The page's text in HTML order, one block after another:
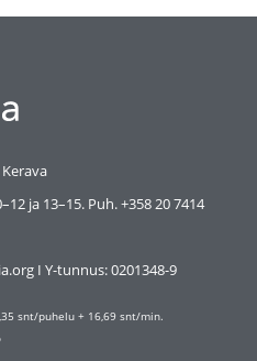
ja 13–15. Puh. +358 20 7414
I Y-tunnus:0201348-9
snt/puhelu + 16,69 snt/min.